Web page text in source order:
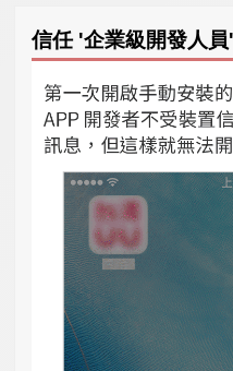
信任 '企業級開發人員